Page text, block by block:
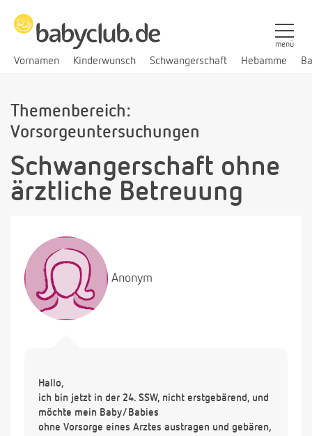
Vornamen Kinderwunsch Schwangerschaft Hebamme
menü
Themenbereich:
Vorsorgeuntersuchungen
Schwangerschaft ohne
ärztliche Betreuung
Anonym
Hallo,
ich bin jetzt in der 24. SSW, nicht erstgebärend, und
möchte mein Baby/Babies
ohne Vorsorge eines Arztes austragen und gebären,